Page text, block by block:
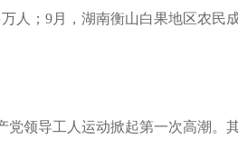
人；9月，湖南衡山白果地区农民
领导工人运动掀起第一次高潮。